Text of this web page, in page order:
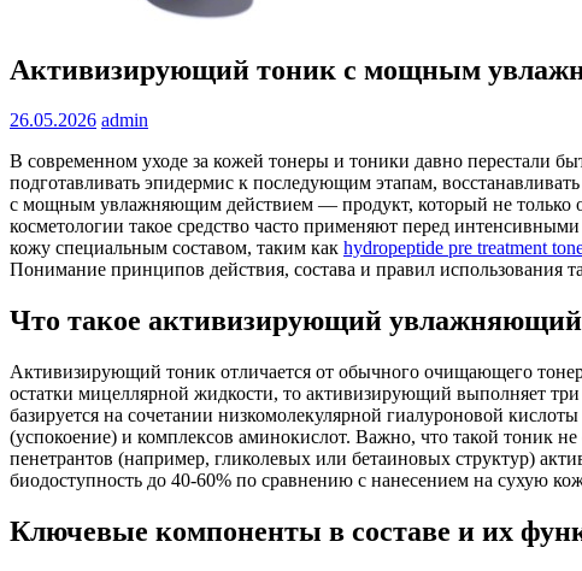
Активизирующий тоник с мощным
26.05.2026 admin
В современном уходе за кожей тонеры и тоники давно перестали
подготавливать эпидермис к последующим этапам,
с мощным увлажняющим действием — продукт, который не только
косметологии такое средство часто применяют перед
кожу специальным составом, таким как hydropeptide pre treatment
Понимание принципов действия, состава и правил использования
Что такое активизирующий увлажняющий
Активизирующий тоник отличается от обычного очищающего
остатки мицеллярной жидкости, то активизирующий выполняет
базируется на сочетании низкомолекулярной гиалуроновой
(успокоение) и комплексов аминокислот. Важно, что такой тоник
пенетрантов (например, гликолевых или бетаиновых структур)
биодоступность до 40-60% по сравнению с нанесением на сухую
Ключевые компоненты в составе и их